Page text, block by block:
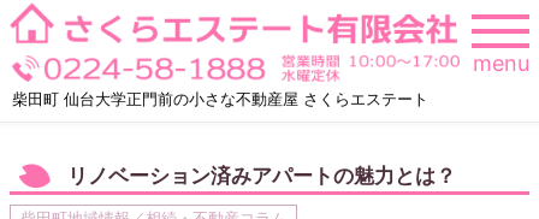
Skip
to
content
柴田町 仙台大学正門前の小さな不動産屋 さくらエステート
menu
リノベーション済みアパートの魅力とは？